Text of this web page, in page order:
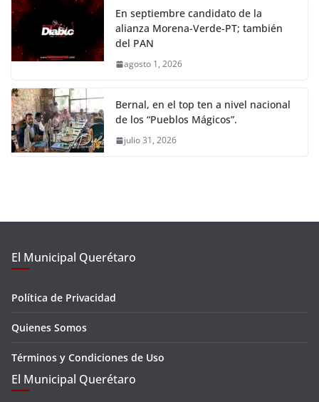
En septiembre candidato de la
alianza Morena-Verde-PT; también
del PAN
agosto 1, 2026
Bernal, en el top ten a nivel nacional
de los “Pueblos Mágicos”.
julio 31, 2026
El Municipal Querétaro
Política de Privacidad
Quienes Somos
Términos y Condiciones de Uso
El Municipal Querétaro